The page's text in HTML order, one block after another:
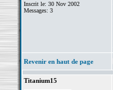
Inscrit le: 30 Nov 2002
Messages: 3
Revenir en haut de page
Titanium15